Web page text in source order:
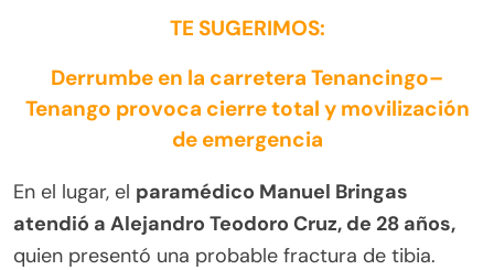
TE SUGERIMOS:
Derrumbe en la carretera Tenancingo–
Tenango provoca cierre total y movilización
de emergencia
En el lugar, el paramédico Manuel Bringas
atendió a Alejandro Teodoro Cruz, de 28 años,
quien presentó una probable fractura de tibia.